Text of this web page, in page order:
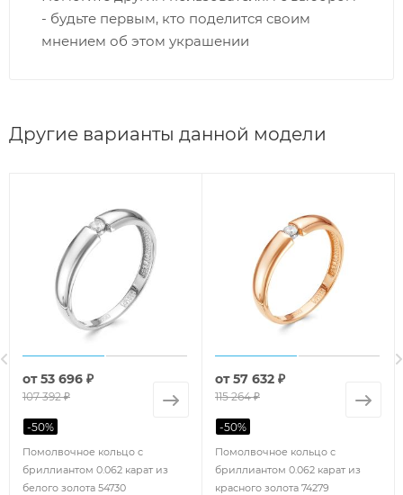
- будьте первым, кто поделится своим
мнением об этом украшении
Другие варианты данной модели
Помолвочное кольцо с
бриллиантом 0.062 карат из
белого золота 54730
от53 696 ₽
107 392 ₽
-50%
Помолвочное кольцо с
бриллиантом 0.062 карат из
красного золота 74279
от57 632 ₽
115 264 ₽
-50%